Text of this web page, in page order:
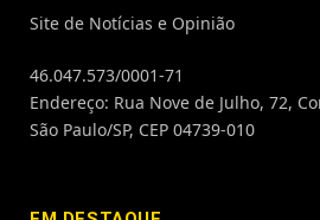
Site de Notícias e Opinião
46.047.573/0001-71
Endereço: Rua Nove de Julho, 72,
São Paulo/SP, CEP 04739-010